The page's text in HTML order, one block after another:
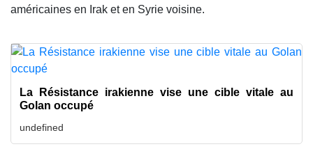
américaines en Irak et en Syrie voisine.
La Résistance irakienne vise une cible vitale au
Golan occupé
undefined